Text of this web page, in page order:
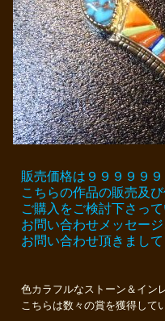
販売価格は９９９９９
こちらの作品の販売及
ご購入をご検討下さっ
お問い合わせメッセー
お問い合わせ頂きまし
色カラフルなストーン＆イン
こちらは数々の賞を獲得して